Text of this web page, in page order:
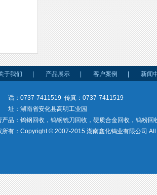
科技
于我们 产品展示 客户案例 新闻
：0737-7411519 传真：0737-7411519
：湖南省安化县高明工业园
产品：钨钢回收，钨钢铣刀回收，硬质合金回收，钨粉回
所有：Copyright © 2007-2015 湖南鑫化钨业有限公司